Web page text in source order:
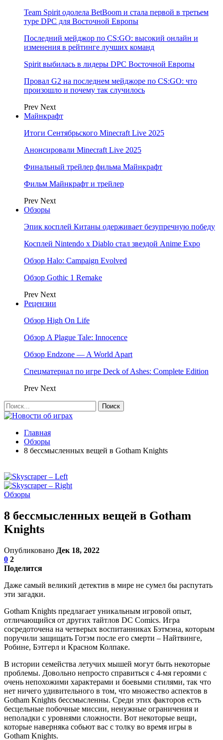
Team Spirit одолела BetBoom и стала первой в третьем
туре DPC для Восточной Европы
Последний мейджор по CS:GO: высокий онлайн и
изменения в рейтинге лучших команд
Spirit выбилась в лидеры DPC Восточной Европы
Провал G2 на последнем мейджоре по CS:GO: что
произошло и почему так случилось
Prev Next
Майнкрафт
Итоги Сентябрьского Minecraft Live 2025
Анонсировали Minecraft Live 2025
Финальный трейлер фильма Майнкрафт
Фильм Майнкрафт и трейлер
Prev Next
Обзоры
Эпик косплей Китаны одерживает безупречную победу
Косплей Nintendo x Diablo стал звездой Anime Expo
Обзор Halo: Campaign Evolved
Обзор Gothic 1 Remake
Prev Next
Рецензии
Обзор High On Life
Обзор A Plague Tale: Innocence
Обзор Endzone — A World Apart
Спецматериал по игре Deck of Ashes: Complete Edition
Prev Next
Главная
Обзоры
8 бессмысленных вещей в Gotham Knights
Обзоры
8 бессмысленных вещей в Gotham
Knights
Опубликовано Дек 18, 2022
0 2
Поделится
Даже самый великий детектив в мире не сумел бы распутать
эти загадки.
Gotham Knights предлагает уникальным игровой опыт,
отличающийся от других тайтлов DC Comics. Игра
сосредоточена на четверых воспитанниках Бэтмэна, которым
поручили защищать Готэм после его смерти – Найтвинге,
Робине, Бэтгерл и Красном Колпаке.
В истории семейства летучих мышей могут быть некоторые
проблемы. Довольно непросто справиться с 4-мя героями с
очень непохожими характерами и боевыми стилями, так что
нет ничего удивительного в том, что множество аспектов в
Gotham Knights бессмысленны. Среди этих факторов есть
бесцельные побочные миссии, ненужные ограничения и
неполадки с уровнями сложности. Вот некоторые вещи,
которые наверняка собьют вас с толку во время игры в
Gotham Knights.